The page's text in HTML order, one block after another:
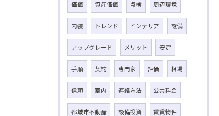
価値 資産価値 点検 周辺環境
内装 トレンド インテリア 設備
アップグレード メリット 安定
手順 契約 専門家 評価 相場
信頼 室内 連絡方法 公共料金
都城市不動産 設備投資 賃貸物件